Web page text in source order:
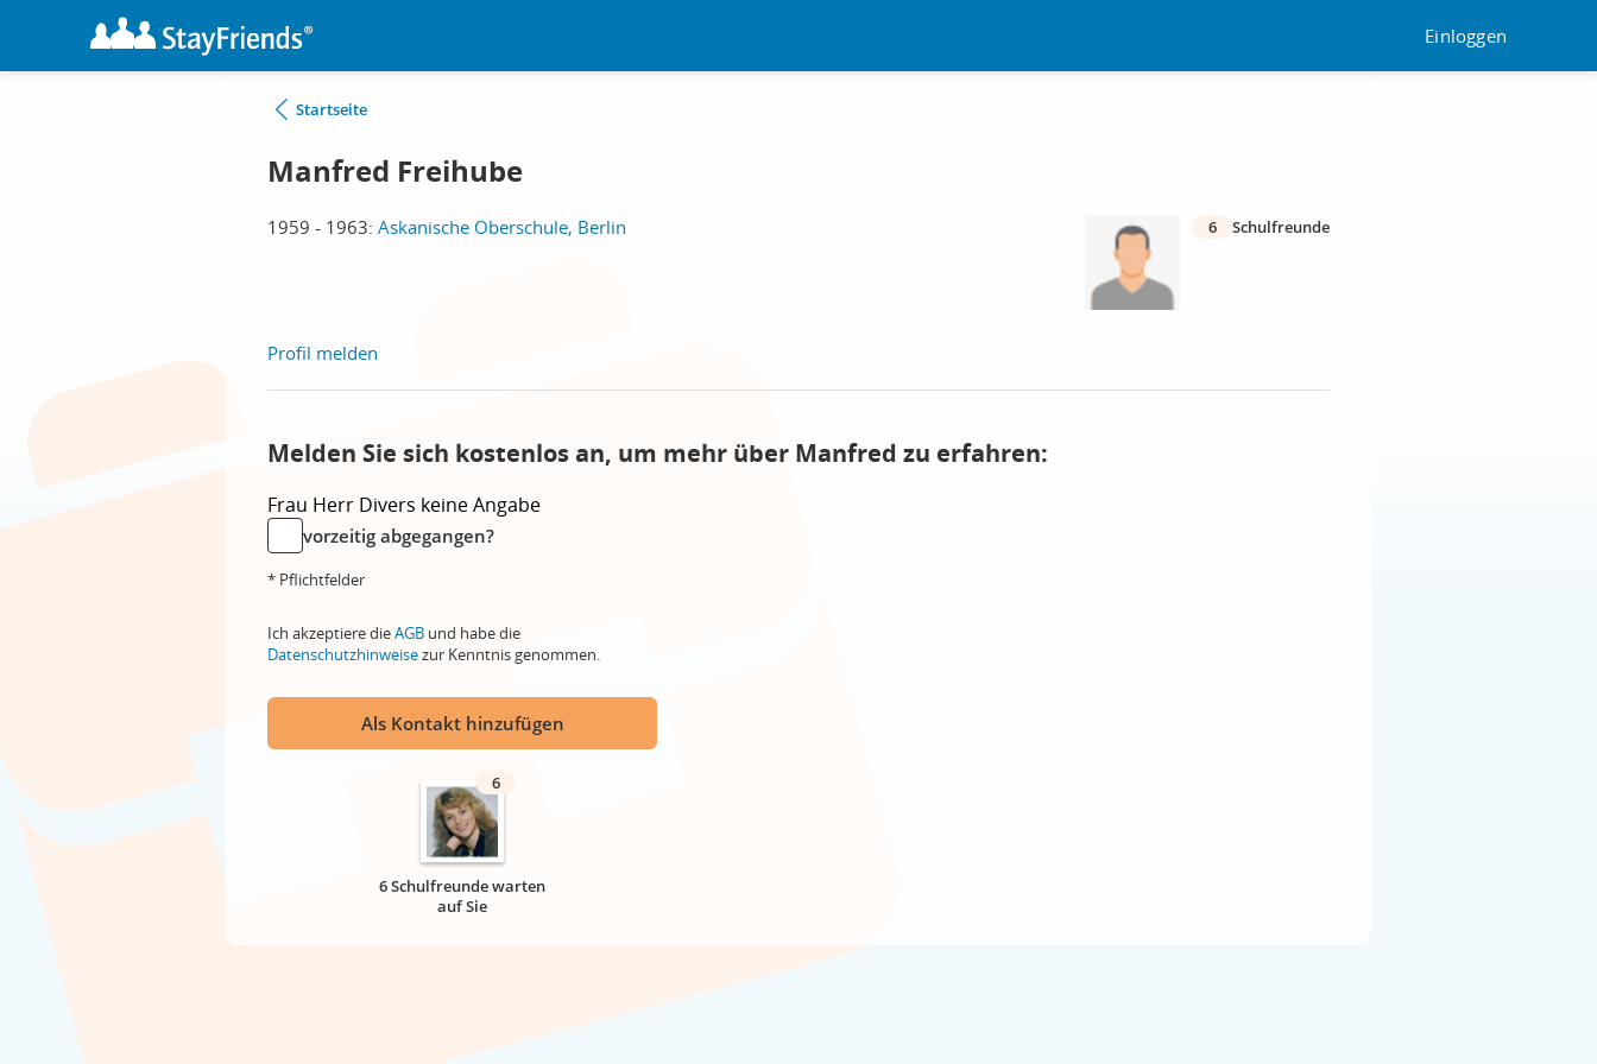
Einloggen
Startseite
Manfred Freihube
1959 - 1963: Askanische Oberschule, Berlin 6 Schulfreunde
Profil melden
Melden Sie sich kostenlos an, um mehr über Manfred zu erfahren:
Frau Herr Divers keine Angabe
vorzeitig abgegangen?
* Pflichtfelder
Ich akzeptiere dieAGB und habe die
Datenschutzhinweisezur Kenntnis genommen.
Als Kontakt hinzufügen
6
6 Schulfreunde warten
auf Sie